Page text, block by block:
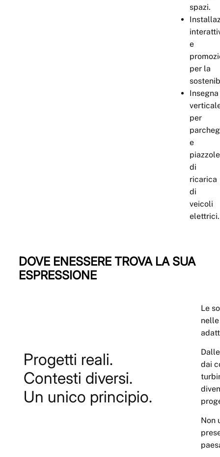
spazi.
e
per la
Insegna
per
e
piazzole
di
ricarica
di
veicoli
elettrici.
DOVE ENESSERE TROVA LA SUA
ESPRESSIONE
Le
dai
Non
Progetti reali.
Contesti diversi.
Un unico principio.